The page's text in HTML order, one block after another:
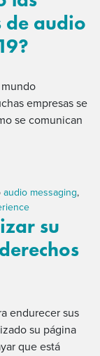
de audio
empresas se
se comunican
audio messaging,
su
endurecer sus
su página
que está